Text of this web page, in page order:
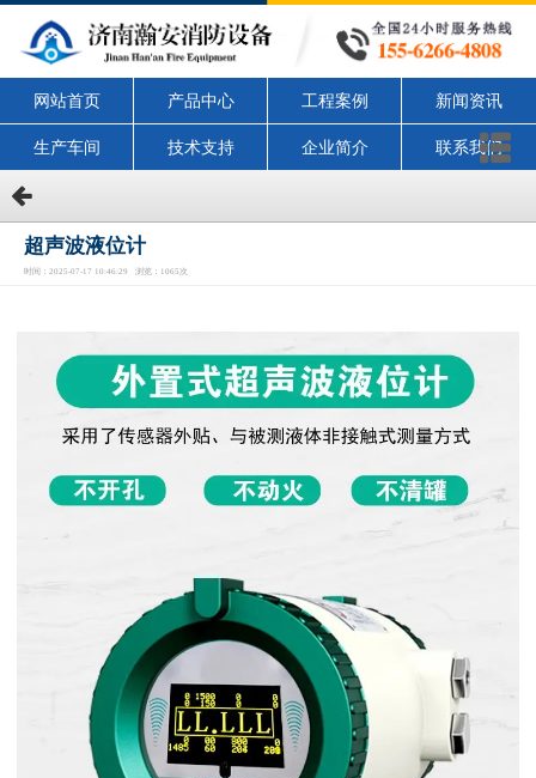
网站首页 产品中心 工程案例 新闻资讯
生产车间 技术支持 企业简介 联系我们
超声波液位计
时间：2025-07-17 10:46:29 浏览：1065次